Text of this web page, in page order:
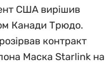
США вирішив
Канади Трюдо.
контракт
Маска Starlink на